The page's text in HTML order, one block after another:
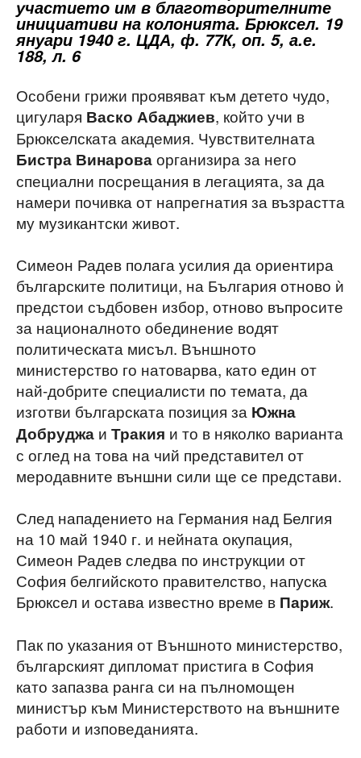
участието им в благотворителните
инициативи на колонията. Брюксел. 19
януари 1940 г. ЦДА, ф. 77К, оп. 5, а.е.
188, л. 6
Особени грижи проявяват към детето чудо,
цигуларя Васко Абаджиев, който учи в
Брюкселската академия. Чувствителната
Бистра Винароваорганизира за него
специални посрещания в легацията, за да
намери почивка от напрегнатия за възрастта
му музикантски живот.
Симеон Радев полага усилия да ориентира
българските политици, на България отново ѝ
предстои съдбовен избор, отново въпросите
за националното обединение водят
политическата мисъл. Външното
министерство го натоварва, като един от
най-добрите специалисти по темата, да
изготви българската позиция за Южна
Добруджа и Тракия и то в няколко варианта
с оглед на това на чий представител от
меродавните външни сили ще се представи.
След нападението на Германия над Белгия
на 10 май 1940 г. и нейната окупация,
Симеон Радев следва по инструкции от
София белгийското правителство, напуска
Брюксел и остава известно време в Париж.
Пак по указания от Външното министерство,
българският дипломат пристига в София
като запазва ранга си на пълномощен
министър към Министерството на външните
работи и изповеданията.